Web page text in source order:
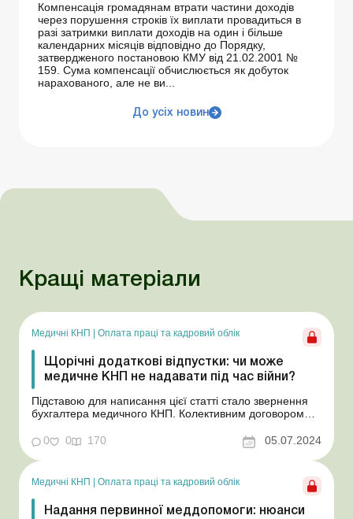
Компенсація громадянам втрати частини доходів
через порушення строків їх виплати провадиться в
разі затримки виплати доходів на один і більше
календарних місяців відповідно до Порядку,
затвердженого постановою КМУ від 21.02.2001 №
159. Сума компенсації обчислюється як добуток
нарахованого, але не ви...
До усіх новин
Кращі матеріали
Медичні КНП Оплата праці та кадровий облік
Щорічні додаткові відпустки: чи може
медичне КНП не надавати під час війни?
Підставою для написання цієї статті стало звернення
бухгалтера медичного КНП. Колективним договором
щорічних відпусток як за шкідливі та важкі умови праці,
так і за особливий характер праці, зокрема за
ненормований робочий день. Чи можна не надавати їх
п...
0 0 170 05.07.2024
Медичні КНП | Оплата праці та кадровий облік
Надання первинної меддопомоги: нюанси